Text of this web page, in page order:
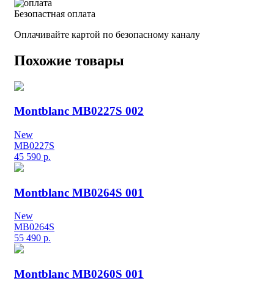
Безопастная оплата
Оплачивайте картой по безопасному каналу
Похожие товары
Montblanc MB0227S 002
New
MB0227S
45 590 р.
Montblanc MB0264S 001
New
MB0264S
55 490 р.
Montblanc MB0260S 001